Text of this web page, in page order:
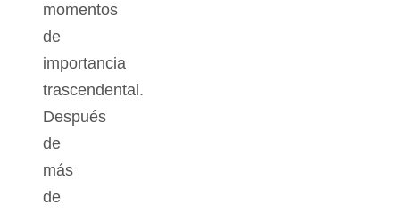
momentos
de
importancia
trascendental.
Después
de
más
de